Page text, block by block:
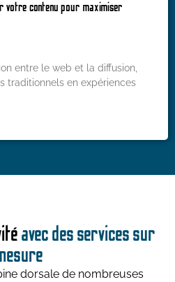
contenu pour maximiser
entre le web et la diffusion,
traditionnels en expériences
avec des services sur
dorsale de nombreuses